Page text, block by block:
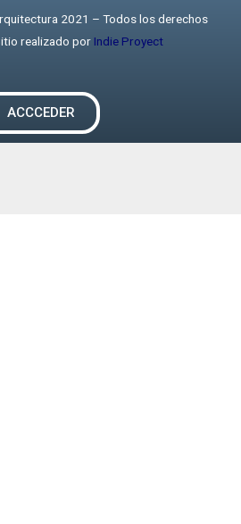
2021 – Todos los derechos
realizado por Indie Proyect
ACCCEDER